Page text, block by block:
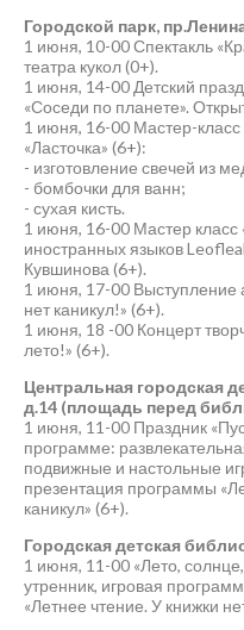
Городской парк,
1 июня, 10-00 Спектакль
театра кукол (0+).
1 июня, 14-00 Детский
«Соседи по планете».
1 июня, 16-00 Мастер-класс
«Ласточка» (6+):
- изготовление свечей из
- бомбочки для ванн;
- сухая кисть.
1 июня, 16-00 Мастер класс
иностранных языков
Кувшинова (6+).
1 июня, 17-00 Выступление
нет каникул!» (6+).
1 июня, 18 -00 Концерт
лето!» (6+).
Центральная городская
д.14 (площадь перед
1 июня, 11-00 Праздник
программе:
подвижные и настольные
презентация программы
каникул» (6+).
Городская детская
1 июня, 11-00 «Лето,
утренник, игровая
«Летнее чтение. У книжки